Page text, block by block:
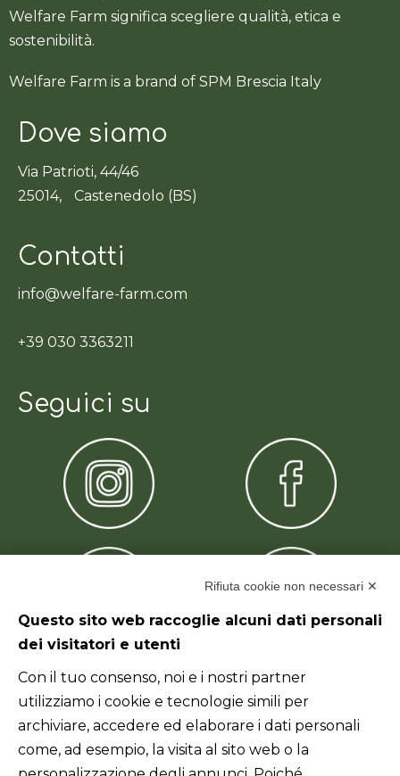
Welfare Farm significa scegliere qualità, etica e
sostenibilità.
Welfare Farm is a brand of SPM Brescia Italy
Dove siamo
Via Patrioti, 44/46
25014, Castenedolo (BS)
Contatti
info@welfare-farm.com
+39 030 3363211
Seguici su
Link utili
Home
Chi siamo
Rifiuta cookie non necessari ✕
Questo sito web raccoglie alcuni dati personali
dei visitatori e utenti
Con il tuo consenso, noi e i nostri partner
utilizziamo i cookie e tecnologie simili per
archiviare, accedere ed elaborare i dati personali
come, ad esempio, la visita al sito web o la